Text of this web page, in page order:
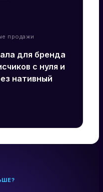
продажи
для бренда
с нуля и
нативный